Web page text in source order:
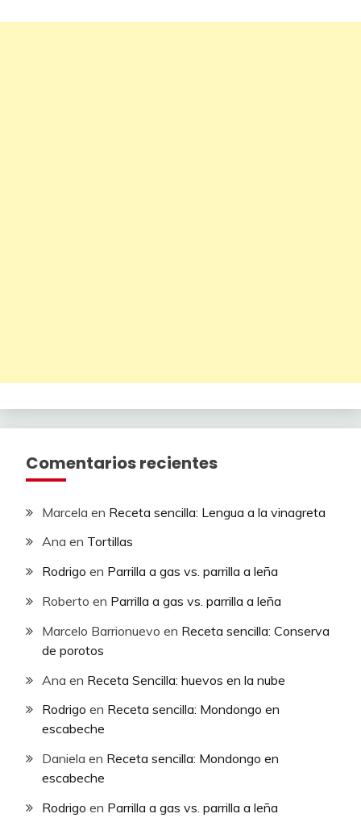
Comentarios recientes
Marcela en Receta sencilla: Lengua a la vinagreta
Ana en Tortillas
Rodrigo en Parrilla a gas vs. parrilla a leña
Roberto en Parrilla a gas vs. parrilla a leña
Marcelo Barrionuevo en Receta sencilla: Conserva
de porotos
Ana en Receta Sencilla: huevos en la nube
Rodrigo en Receta sencilla: Mondongo en
escabeche
Daniela en Receta sencilla: Mondongo en
escabeche
Rodrigo en Parrilla a gas vs. parrilla a leña